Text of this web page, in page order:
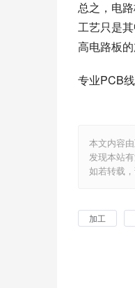
总之，电
工艺只是
高电路板
专业PCB
本文内容
发现本站
如若转载
加工